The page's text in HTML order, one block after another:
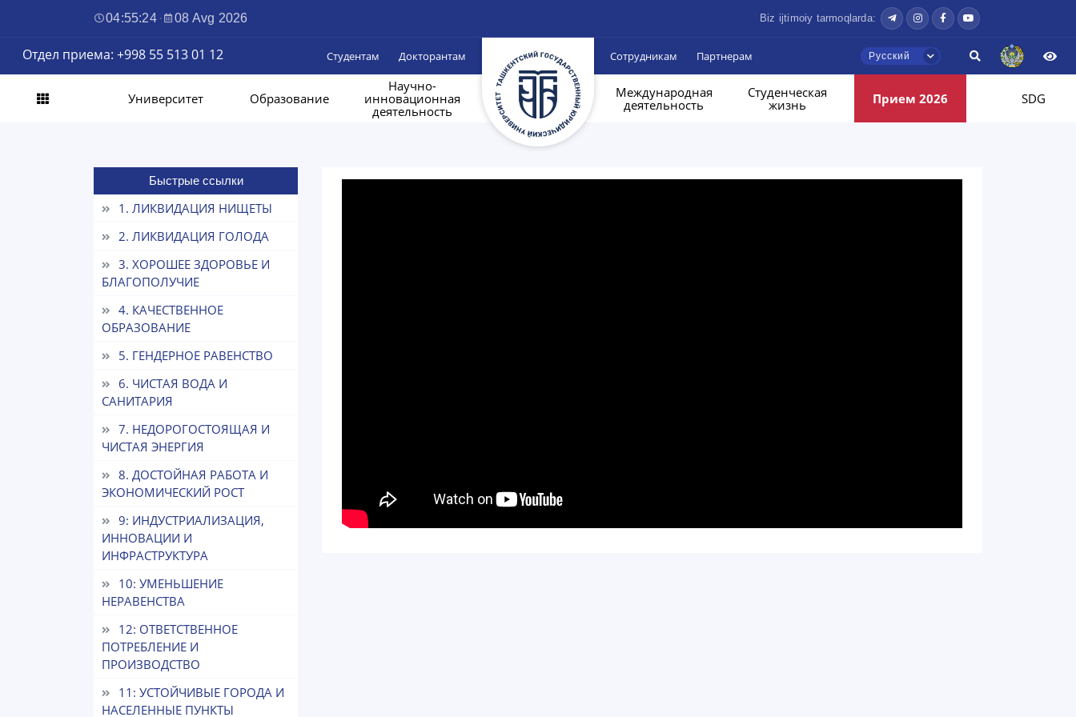
04:55:24 · 08 Avg 2026 Biz ijtimoiy tarmoqlarda:
Отдел приема: +998 55 513 01 12 Студентам Докторантам Сотрудникам Партнерам Русский
Университет Образование
Научно-
инновационная
деятельность
Международная
деятельность
Студенческая
жизнь
Прием 2026 SDG
Быстрые ссылки
1. ЛИКВИДАЦИЯ НИЩЕТЫ
2. ЛИКВИДАЦИЯ ГОЛОДА
3. ХОРОШЕЕ ЗДОРОВЬЕ И
БЛАГОПОЛУЧИЕ
4. КАЧЕСТВЕННОЕ
ОБРАЗОВАНИЕ
5. ГЕНДЕРНОЕ РАВЕНСТВО
6. ЧИСТАЯ ВОДА И
САНИТАРИЯ
7. НЕДОРОГОСТОЯЩАЯ И
ЧИСТАЯ ЭНЕРГИЯ
8. ДОСТОЙНАЯ РАБОТА И
ЭКОНОМИЧЕСКИЙ РОСТ
9: ИНДУСТРИАЛИЗАЦИЯ,
ИННОВАЦИИ И
ИНФРАСТРУКТУРА
10: УМЕНЬШЕНИЕ
НЕРАВЕНСТВА
12: ОТВЕТСТВЕННОЕ
ПОТРЕБЛЕНИЕ И
ПРОИЗВОДСТВО
11: УСТОЙЧИВЫЕ ГОРОДА И
НАСЕЛЕННЫЕ ПУНКТЫ